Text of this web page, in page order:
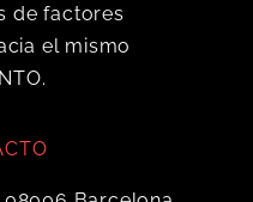
de factores
el mismo